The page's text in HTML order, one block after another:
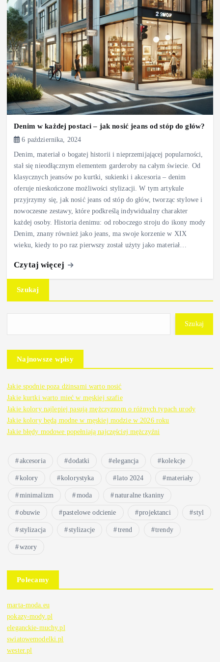
Denim w każdej postaci – jak nosić jeans od stóp do głów?
6 października, 2024
Denim, materiał o bogatej historii i nieprzemijającej popularności,
stał się nieodłącznym elementem garderoby na całym świecie. Od
klasycznych jeansów po kurtki, sukienki i akcesoria – denim
oferuje nieskończone możliwości stylizacji. W tym artykule
przyjrzymy się, jak nosić jeans od stóp do głów, tworząc stylowe i
nowoczesne zestawy, które podkreślą indywidualny charakter
każdej osoby. Historia denimu: od roboczego stroju do ikony mody
Denim, znany również jako jeans, ma swoje korzenie w XIX
wieku, kiedy to po raz pierwszy został użyty jako materiał…
Czytaj więcej
Szukaj
Szukaj
Najnowsze wpisy
Jakie spodnie poza dżinsami warto nosić
Jakie kurtki warto mieć w męskiej szafie
Jakie kolory najlepiej pasują mężczyznom o różnych typach urody
Jakie kolory będą modne w męskiej modzie w 2026 roku
Jakie błędy modowe popełniają najczęściej mężczyźni
akcesoria dodatki elegancja kolekcje
kolory kolorystyka lato 2024 materiały
minimalizm moda naturalne tkaniny
obuwie pastelowe odcienie projektanci styl
stylizacja stylizacje trend trendy
wzory
Polecamy
marta-moda.eu
pokazy-mody.pl
eleganckie-muchy.pl
swiatowemodelki.pl
wester.pl